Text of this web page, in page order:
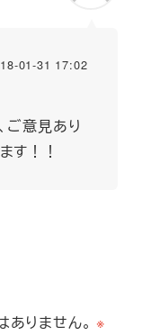
01-31 17:02
ご意見あり
す！！
りません。 ※